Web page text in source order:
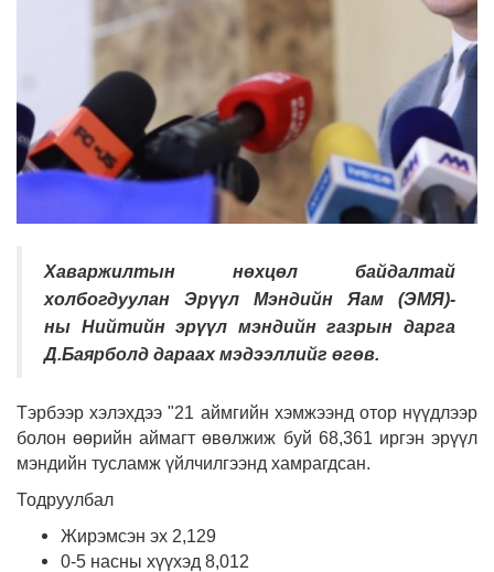
Хаваржилтын нөхцөл байдалтай
холбогдуулан Эрүүл Мэндийн Яам (ЭМЯ)-
ны Нийтийн эрүүл мэндийн газрын дарга
Д.Баярболд дараах мэдээллийг өгөв.
Тэрбээр хэлэхдээ "21 аймгийн хэмжээнд отор нүүдлээр
болон өөрийн аймагт өвөлжиж буй 68,361 иргэн эрүүл
мэндийн тусламж үйлчилгээнд хамрагдсан.
Тодруулбал
Жирэмсэн эх 2,129
0-5 насны хүүхэд 8,012